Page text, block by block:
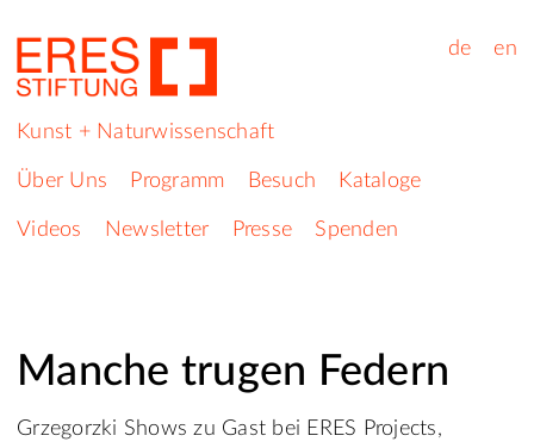
de en
Kunst + Naturwissenschaft
Über Uns Programm Besuch Kataloge
Videos Newsletter Presse Spenden
Manche trugen Federn
Grzegorzki Shows zu Gast bei ERES Projects,